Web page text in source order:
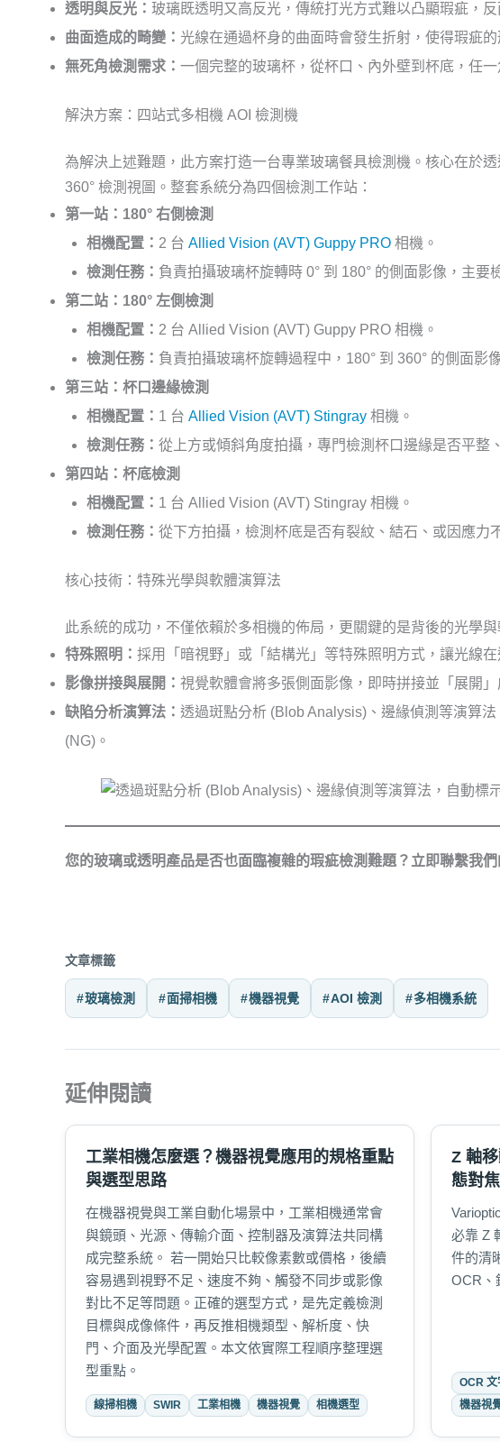
透明與反光： 玻璃既透明又高反光，傳統打光方式難以凸顯瑕疵，
曲面造成的畸變： 光線在通過杯身的曲面時會發生折射，使得瑕疵的
無死角檢測需求： 一個完整的玻璃杯，從杯口、內外壁到杯底，任
解決方案：四站式多相機 AOI 檢測機
為解決上述難題，此方案打造一台專業玻璃餐具檢測機。核心在於
360° 檢測視圖。整套系統分為四個檢測工作站：
第一站：180° 右側檢測
相機配置： 2 台 Allied Vision (AVT) Guppy PRO 相機。
檢測任務： 負責拍攝玻璃杯旋轉時 0° 到 180° 的側面影像，主要
第二站：180° 左側檢測
相機配置： 2 台 Allied Vision (AVT) Guppy PRO 相機。
檢測任務： 負責拍攝玻璃杯旋轉過程中，180° 到 360° 的側面影
第三站：杯口邊緣檢測
相機配置： 1 台 Allied Vision (AVT) Stingray 相機。
檢測任務： 從上方或傾斜角度拍攝，專門檢測杯口邊緣是否平整
第四站：杯底檢測
相機配置： 1 台 Allied Vision (AVT) Stingray 相機。
檢測任務： 從下方拍攝，檢測杯底是否有裂紋、結石、或因應力
核心技術：特殊光學與軟體演算法
此系統的成功，不僅依賴於多相機的佈局，更關鍵的是背後的光學與
特殊照明： 採用「暗視野」或「結構光」等特殊照明方式，讓光線
影像拼接與展開： 視覺軟體會將多張側面影像，即時拼接並「展開
缺陷分析演算法： 透過斑點分析 (Blob Analysis)、邊緣偵測等演算
(NG)。
您的玻璃或透明產品是否也面臨複雜的瑕疵檢測難題？立即聯繫我
文章標籤
玻璃檢測 面掃相機 機器視覺 AOI 檢測 多相機系統
延伸閱讀
工業相機怎麼選？機器視覺應用的規格重點
與選型思路
在機器視覺與工業自動化場景中，工業相機通常會
與鏡頭、光源、傳輸介面、控制器及演算法共同構
成完整系統。 若一開始只比較像素數或價格，後續
容易遇到視野不足、速度不夠、觸發不同步或影像
對比不足等問題。正確的選型方式，是先定義檢測
目標與成像條件，再反推相機類型、解析度、快
門、介面及光學配置。本文依實際工程順序整理選
型重點。
線掃相機 SWIR 工業相機 機器視覺 相機選型
Z 軸
態對
必靠 Z
件的清
OCR、
OCR 文
機器視